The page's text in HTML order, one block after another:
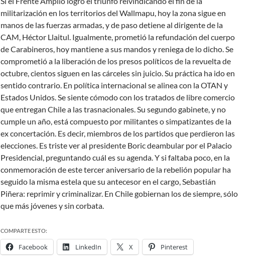
militarización en los territorios del Wallmapu, hoy la zona sigue en
manos de las fuerzas armadas, y de paso detiene al dirigente de la
CAM, Héctor ­Llaitul. Igualmente, prometió la refundación del cuerpo
de Carabineros, hoy mantiene a sus mandos y reniega de lo dicho. Se
comprometió a la liberación de los presos políticos de la revuelta de
octubre, cientos siguen en las cárceles sin juicio. Su práctica ha ido en
sentido contrario. En política internacional se alinea con la OTAN y
Estados Unidos. Se siente cómodo con los tratados de libre comercio
que entregan Chile a las trasnacionales. Su segundo gabinete, y no
cumple un año, está compuesto por militantes o simpatizantes de la
ex concertación. Es decir, miembros de los partidos que perdieron las
elecciones. Es triste ver al presidente Boric deambular por el Palacio
Presidencial, preguntando cuál es su agenda. Y si faltaba poco, en la
conmemoración de este tercer aniversario de la rebelión popular ha
seguido la misma estela que su antecesor en el cargo, Sebastián
Piñera: reprimir y criminalizar. En Chile gobiernan los de siempre, sólo
que más jóvenes y sin corbata.
COMPARTE ESTO:
Facebook LinkedIn X Pinterest